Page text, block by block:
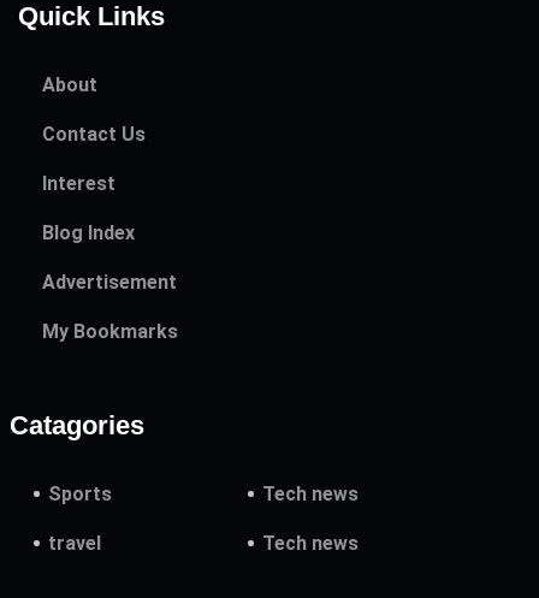
Quick Links
About
Contact Us
Interest
Blog Index
Advertisement
My Bookmarks
Catagories
Sports Tech news
travel Tech news